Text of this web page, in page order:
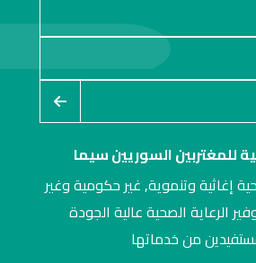
للمغتربين السوريين سيما
إغاثية وتنموية, غير حكومية وغير
الرعاية الصحية عالية الجودة
من خدماتها